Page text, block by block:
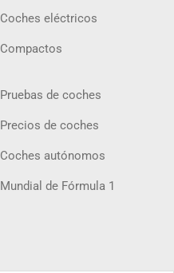
Coches eléctricos
Compactos
Pruebas de coches
Precios de coches
Coches autónomos
Mundial de Fórmula 1